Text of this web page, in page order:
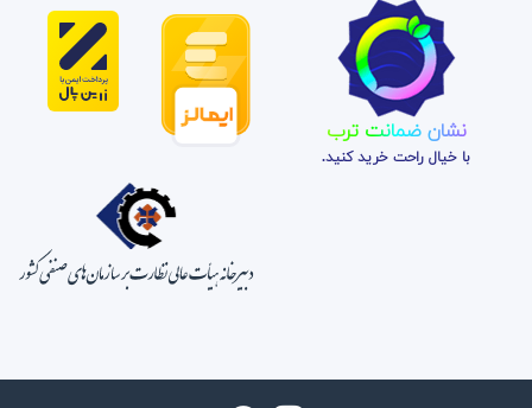
نشان ضمانت ترب
با خیال راحت خرید کنید.